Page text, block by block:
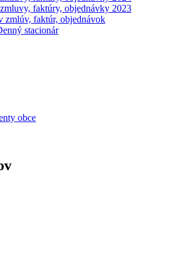
faktúry, objednávky 2023
zmlúv, faktúr, objednávok
stacionár
obce